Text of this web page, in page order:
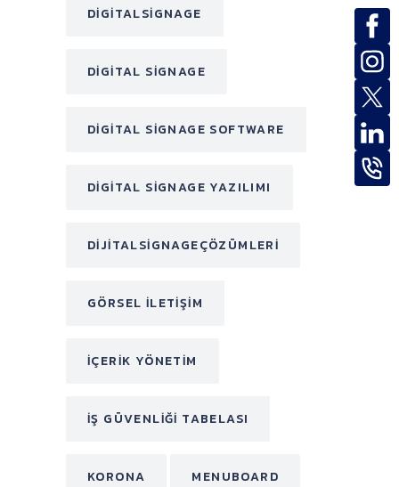
DIGITALSIGNAGE
DIGITAL SIGNAGE
DIGITAL SIGNAGE SOFTWARE
DIGITAL SIGNAGE YAZILIMI
DIJITALSIGNAGEÇÖZÜMLERI
GÖRSEL ILETIŞIM
IÇERIK YÖNETIM
IŞ GÜVENLIĞI TABELASI
KORONA MENUBOARD